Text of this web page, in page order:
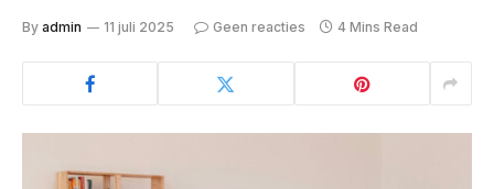
By admin 11 juli 2025 Geen reacties 4 Mins Read